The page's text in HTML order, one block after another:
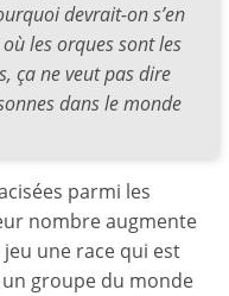
devrait-on s’en
où les orques sont les
ça ne veut pas dire
dans le monde
parmi les
nombre augmente
une race qui est
un groupe du monde